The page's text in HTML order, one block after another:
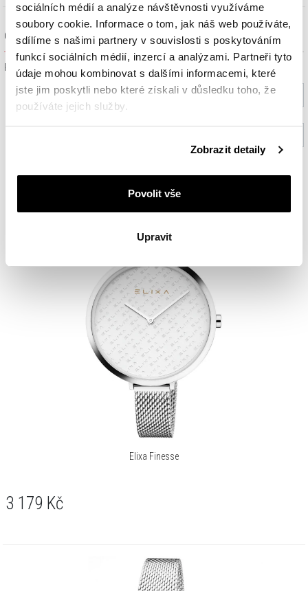
sociálních médií a analýze návštěvnosti využíváme
soubory cookie. Informace o tom, jak náš web používáte,
sdílíme s našimi partnery v souvislosti s poskytováním
funkcí sociálních médií, inzercí a analýzami. Partneři tyto
údaje mohou kombinovat s dalšími informacemi, které
jste jim poskytli nebo které získali v důsledku toho, že
používáte jejich služby.
Zásadách ochrany osobních údajů
Zobrazit detaily
Povolit vše
Upravit
Ověřit dostupnost a rezervovat na prodejně
Prosím, vyberte ze seznamu město nebo konkrétní prodejnu
Vyberte prosím město
Ověřit
Elixa Finesse
3 179 Kč